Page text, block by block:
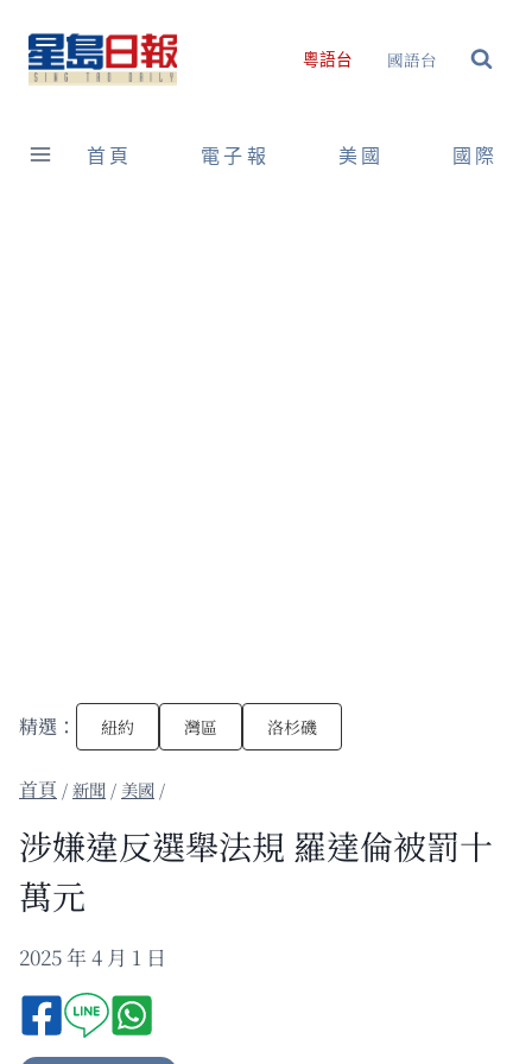
content
粵語台 國語台
首頁 電子報 美國 國際
精選： 紐約 灣區 洛杉磯
/新聞 / 美國 /
涉嫌違反選舉法規 羅達倫被罰十
萬元
2025 年 4 月 1 日